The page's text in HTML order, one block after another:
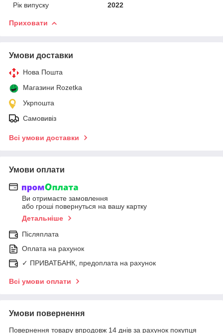
Рік випуску
2022
Приховати
Умови доставки
Нова Пошта
Магазини Rozetka
Укрпошта
Самовивіз
Всі умови доставки
Умови оплати
Ви отримаєте замовлення
або гроші повернуться на вашу картку
Детальніше
Післяплата
Оплата на рахунок
✓ ПРИВАТБАНК, предоплата на рахунок
Всі умови оплати
Умови повернення
Повернення товару впродовж 14 днів за рахунок покупця